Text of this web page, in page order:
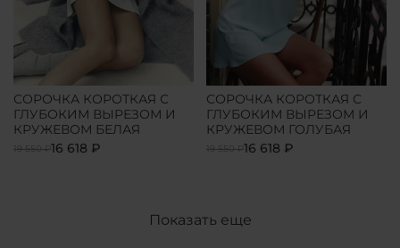
СОРОЧКА КОРОТКАЯ С
ГЛУБОКИМ ВЫРЕЗОМ И
КРУЖЕВОМ БЕЛАЯ
19 550 ₽16 618 ₽
СОРОЧКА КОРОТКАЯ С
ГЛУБОКИМ ВЫРЕЗОМ И
КРУЖЕВОМ ГОЛУБАЯ
19 550 ₽16 618 ₽
Показать еще